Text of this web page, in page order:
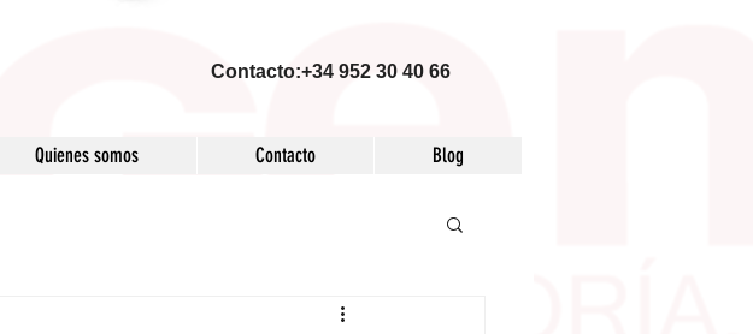
Contacto:+34 952 30 40 66
Quienes somos Contacto Blog